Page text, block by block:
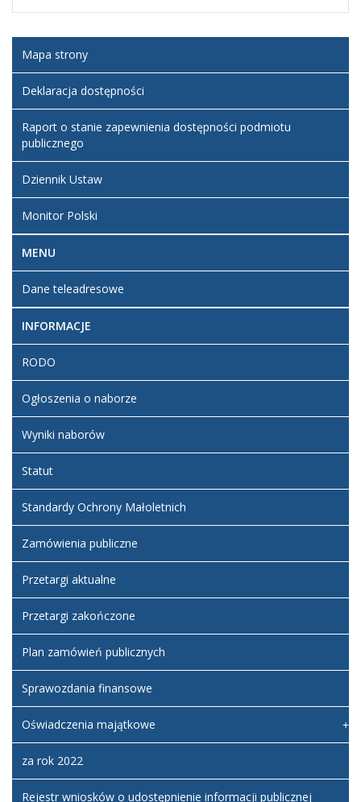
Mapa strony
Deklaracja dostępności
Raport o stanie zapewnienia dostępności podmiotu
publicznego
Dziennik Ustaw
Monitor Polski
MENU
Dane teleadresowe
INFORMACJE
RODO
Ogłoszenia o naborze
Wyniki naborów
Statut
Standardy Ochrony Małoletnich
Zamówienia publiczne
Przetargi aktualne
Przetargi zakończone
Plan zamówień publicznych
Sprawozdania finansowe
Oświadczenia majątkowe
za rok 2022
Rejestr wniosków o udostępnienie informacji publicznej